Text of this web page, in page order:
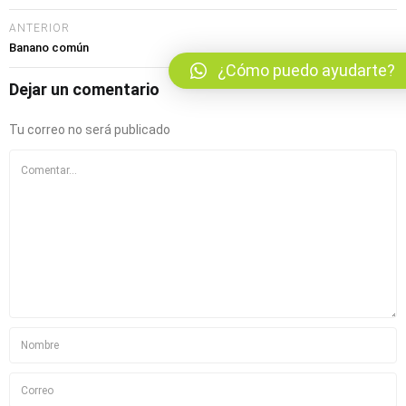
ANTERIOR
Banano común
Dejar un comentario
Tu correo no será publicado
¿Cómo puedo ayudarte?